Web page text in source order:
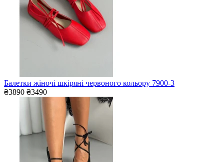
Балетки жіночі шкіряні червоного кольору 7900-3
₴3890 ₴3490